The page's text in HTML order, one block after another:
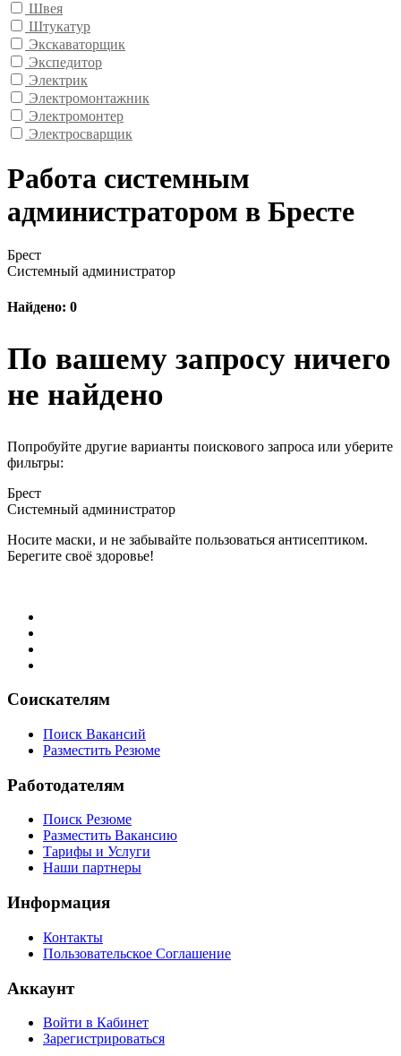
Швея
Штукатур
Экскаваторщик
Экспедитор
Электрик
Электромонтажник
Электромонтер
Электросварщик
Работа системным
администратором в Бресте
Брест
Системный администратор
Найдено: 0
По вашему запросу ничего
не найдено
Попробуйте другие варианты поискового запроса или уберите
фильтры:
Брест
Системный администратор
Носите маски, и не забывайте пользоваться антисептиком.
Берегите своё здоровье!
Соискателям
Поиск Вакансий
Разместить Резюме
Работодателям
Поиск Резюме
Разместить Вакансию
Тарифы и Услуги
Наши партнеры
Информация
Контакты
Пользовательское Соглашение
Аккаунт
Войти в Кабинет
Зарегистрироваться